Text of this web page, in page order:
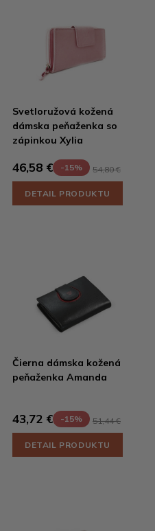
Svetloružová kožená
dámska peňaženka so
zápinkou Xylia
46,58 € -15% 54,80 €
DETAIL PRODUKTU
Čierna dámska kožená
peňaženka Amanda
43,72 € -15% 51,44 €
DETAIL PRODUKTU